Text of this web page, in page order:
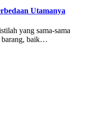
Utamanya
yang sama-sama
barang, baik…